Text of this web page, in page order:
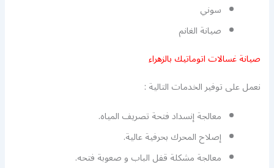
سوني
صيانة الغانم
صيانة غسالات اتوماتيك بالزهراء
نعمل على توفير الخدمات التالية :
معالجة إنسداد فتحة تصريف المياه.
إصلاح المحرك بحرفية عالية.
معالجة مشكلة قفل الباب و صعوبة فتحه.